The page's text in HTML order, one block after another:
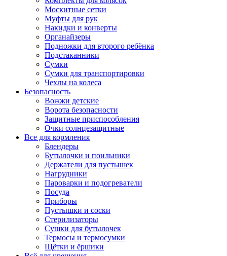
Москитные сетки
Муфты для рук
Накидки и конверты
Органайзеры
Подножки для второго ребёнка
Подстаканники
Сумки
Сумки для транспортировки
Чехлы на колеса
Безопасность
Вожжи детские
Ворота безопасности
Защитные приспособления
Очки солнцезащитные
Все для кормления
Блендеры
Бутылочки и поильники
Держатели для пустышек
Нагрудники
Пароварки и подогреватели
Посуда
Приборы
Пустышки и соски
Стерилизаторы
Сушки для бутылочек
Термосы и термосумки
Щётки и ёршики